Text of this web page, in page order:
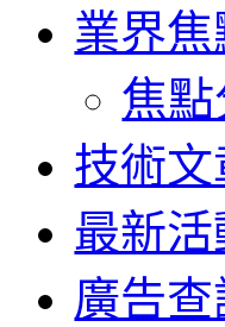
業界焦
焦
技術文
最新活
廣告查